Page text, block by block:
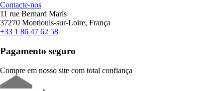
Contacte-nos
11 rue Bernard Maris
37270 Montlouis-sur-Loire, França
+33 1 86 47 62 58
Pagamento seguro
Compre em nosso site com total confiança